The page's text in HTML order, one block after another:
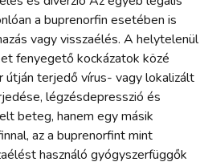
a buprenorfin esetében is
vagy visszaélés. A helytelenül
fenyegető kockázatok közé
útján terjedő vírus- vagy lokalizált
légzésdepresszió és
beteg, hanem egy másik
az a buprenorfint mint
használó gyógyszerfüggők